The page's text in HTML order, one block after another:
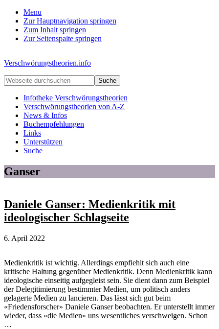
Menu
Zur Hauptnavigation springen
Zum Inhalt springen
Zur Seitenspalte springen
Verschwörungstheorien.info
Beiträge
zu
Merkmalen,
Funktionen
Risiken
konspirationistischen
Denkens
Webseite
durchsuchen
Infotheke Verschwörungstheorien
Verschwörungstheorien von A-Z
News & Infos
Buchempfehlungen
Links
Unterstützen
Suche
Ganser
Daniele Ganser: Medienkritik mit
ideologischer Schlagseite
6. April 2022
Medienkritik ist wichtig. Allerdings empfiehlt sich auch eine
kritische Haltung gegenüber Medienkritik. Denn Medienkritik kann
ideologische einseitig aufgegleist sein. Sie dient dann zum Beispiel
der Delegitimierung bestimmter Medien, um politisch anders
gelagerte Medien zu lancieren. Das lässt sich gut beim
«Friedensforscher» Daniele Ganser beobachten. Er unterstellt immer
wieder, dass «die Medien» uns wesentliches verschweigen. Schon
…